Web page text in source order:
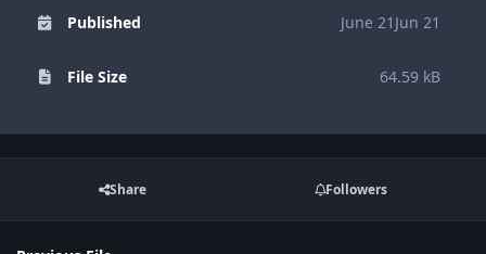
Published June 21 Jun 21
File Size 64.59 kB
Share Followers